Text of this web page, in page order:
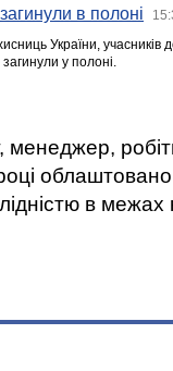
в полоні
України,
загинули у полоні.
менеджер,
в межах